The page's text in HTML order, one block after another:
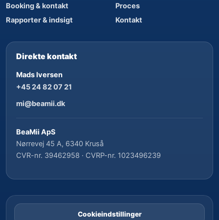
Booking & kontakt
Rapporter & indsigt
Proces
Kontakt
Direkte kontakt
Mads Iversen
+45 24 82 07 21
mi@beamii.dk
BeaMii ApS
Nørrevej 45 A, 6340 Kruså
CVR-nr. 39462958 · CVRP-nr. 1023496239
Cookieindstillinger